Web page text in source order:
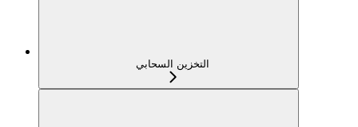
التخزين السحابي